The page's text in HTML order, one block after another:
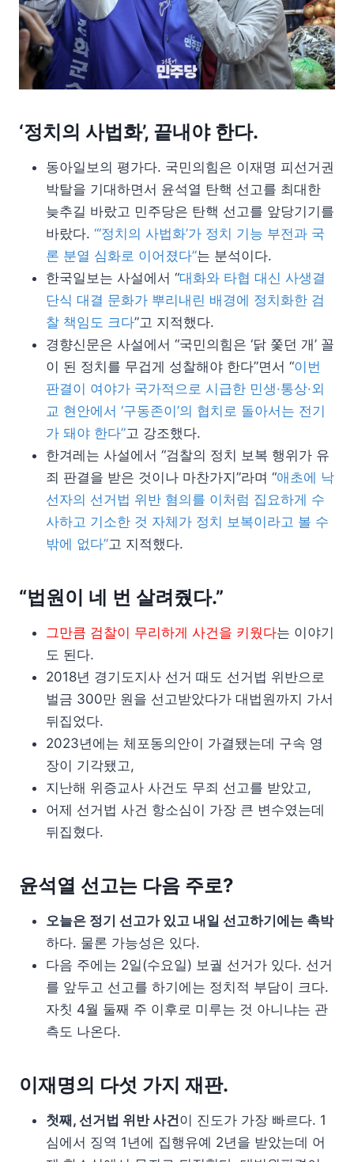
‘정치의 사법화’, 끝내야 한다.
동아일보의 평가다. 국민의힘은 이재명 피선거권
박탈을 기대하면서 윤석열 탄핵 선고를 최대한
늦추길 바랐고 민주당은 탄핵 선고를 앞당기기를
바랐다. “‘정치의 사법화’가 정치 기능 부전과 국
론 분열 심화로 이어졌다”는 분석이다.
한국일보는 사설에서 “대화와 타협 대신 사생결
단식 대결 문화가 뿌리내린 배경에 정치화한 검
찰 책임도 크다”고 지적했다.
경향신문은 사설에서 “국민의힘은 ‘닭 쫓던 개’ 꼴
이 된 정치를 무겁게 성찰해야 한다”면서 “이번
판결이 여야가 국가적으로 시급한 민생·통상·외
교 현안에서 ‘구동존이’의 협치로 돌아서는 전기
가 돼야 한다”고 강조했다.
한겨레는 사설에서 “검찰의 정치 보복 행위가 유
죄 판결을 받은 것이나 마찬가지”라며 “애초에 낙
선자의 선거법 위반 혐의를 이처럼 집요하게 수
사하고 기소한 것 자체가 정치 보복이라고 볼 수
밖에 없다”고 지적했다.
“법원이 네 번 살려줬다.”
그만큼 검찰이 무리하게 사건을 키웠다는 이야기
도 된다.
2018년 경기도지사 선거 때도 선거법 위반으로
벌금 300만 원을 선고받았다가 대법원까지 가서
뒤집었다.
2023년에는 체포동의안이 가결됐는데 구속 영
장이 기각됐고,
지난해 위증교사 사건도 무죄 선고를 받았고,
어제 선거법 사건 항소심이 가장 큰 변수였는데
뒤집혔다.
윤석열 선고는 다음 주로?
오늘은 정기 선고가 있고 내일 선고하기에는 촉박
하다. 물론 가능성은 있다.
다음 주에는 2일(수요일) 보궐 선거가 있다. 선거
를 앞두고 선고를 하기에는 정치적 부담이 크다.
자칫 4월 둘째 주 이후로 미루는 것 아니냐는 관
측도 나온다.
이재명의 다섯 가지 재판.
첫째, 선거법 위반 사건이 진도가 가장 빠르다. 1
심에서 징역 1년에 집행유예 2년을 받았는데 어